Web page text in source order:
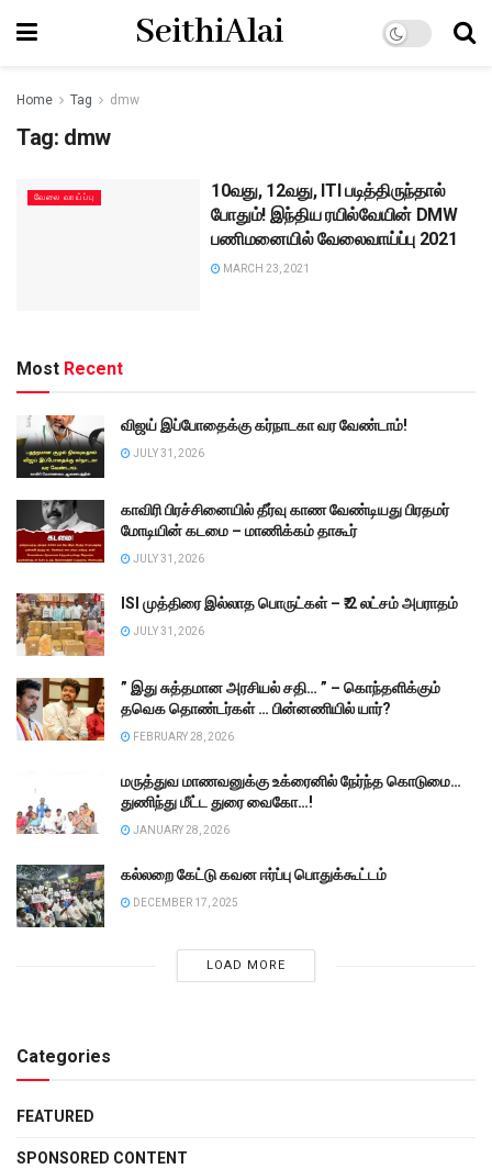
SeithiAlai
Home Tag dmw
Tag: dmw
வேலை வாய்ப்பு
10வது, 12வது, ITI படித்திருந்தால்
போதும்! இந்திய ரயில்வேயின் DMW
பணிமனையில் வேலைவாய்ப்பு 2021
MARCH 23, 2021
Most Recent
விஜய் இப்போதைக்கு கர்நாடகா வர வேண்டாம்!
JULY 31, 2026
காவிரி பிரச்சினையில் தீர்வு காண வேண்டியது பிரதமர்
மோடியின் கடமை – மாணிக்கம் தாகூர்
JULY 31, 2026
ISI முத்திரை இல்லாத பொருட்கள் – ₹.2 லட்சம் அபராதம்
JULY 31, 2026
” இது சுத்தமான அரசியல் சதி… ” – கொந்தளிக்கும்
தவெக தொண்டர்கள் … பின்னணியில் யார்?
FEBRUARY 28, 2026
மருத்துவ மாணவனுக்கு உக்ரைனில் நேர்ந்த கொடுமை…
துணிந்து மீட்ட துரை வைகோ…!
JANUARY 28, 2026
கல்லறை கேட்டு கவன ஈர்ப்பு பொதுக்கூட்டம்
DECEMBER 17, 2025
LOAD MORE
Categories
FEATURED
SPONSORED CONTENT